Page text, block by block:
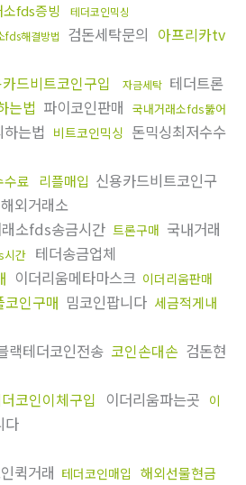
소fds증빙 테더코인믹싱
fds해결방법 검돈세탁문의 아프리카tv
드비트코인구입 자금세탁 테더트론
는법 파이코인판매 국내거래소fds뚫어
는법 비트코인믹싱 돈믹싱최저수수
수료 리플매입 신용카드비트코인구
외거래소
소fds송금시간 트론구매 국내거래
시간 테더송금업체
이더리움메타마스크 이더리움판매
인구매 밈코인팝니다 세금적게내
랙테더코인전송 코인손대손 검돈현
코인이체구입 이더리움파는곳 이
다
퀵거래 테더코인매입 해외선물현금